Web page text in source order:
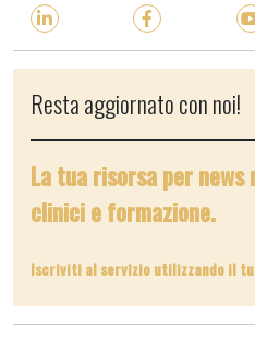
Resta aggiornato con noi!
La tua risorsa per
clinici e formazione.
Iscriviti al servizio utilizzando il